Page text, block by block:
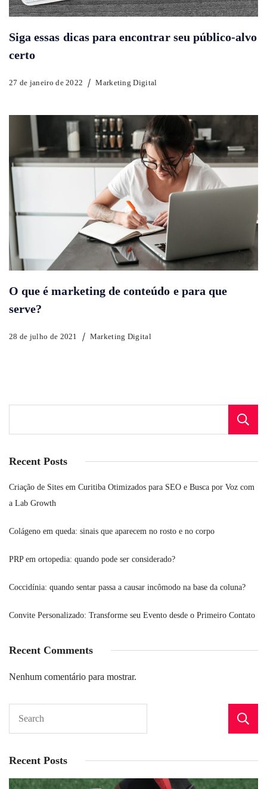
Siga essas dicas para encontrar seu público-alvo
certo
27 de janeiro de 2022 Marketing Digital
O que é marketing de conteúdo e para que
serve?
28 de julho de 2021 Marketing Digital
Recent Posts
Criação de Sites em Curitiba Otimizados para SEO e Busca por Voz com
a Lab Growth
Colágeno em queda: sinais que aparecem no rosto e no corpo
PRP em ortopedia: quando pode ser considerado?
Coccidínia: quando sentar passa a causar incômodo na base da coluna?
Convite Personalizado: Transforme seu Evento desde o Primeiro Contato
Recent Comments
Nenhum comentário para mostrar.
Recent Posts